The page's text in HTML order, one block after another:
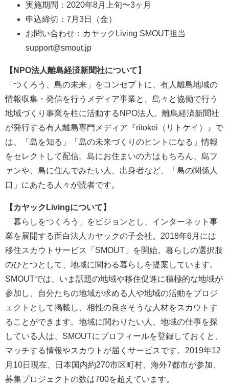
実施期間：2020年8月上旬〜3ヶ月
申込締切：7月3日（金）
お問い合わせ：カヤックLiving SMOUT担当
support@smout.jp
【NPO法人離島経済新聞社について】
「つくろう、島の未来」をコンセプトに、有人離島地域の
情報収集・発信を行うメディア事業と、島々と協働で行う
地域づくり事業を柱に活動するNPO法人。離島経済新聞社
が発行する有人離島専門メディア『ritokei（リトケイ）』で
は、「島を知る」「島の未来づくりのヒントになる」情報
をセレクトして配信。島にお住まいの方はもちろん、島フ
ァンや、島に住んでみたい人、出身者など、「島の関係人
口」にあたる人々が読者です。
【カヤックLivingについて】
「暮らしをつくろう」をビジョンとし、インターネット事
業を展開する面白法人カヤックの子会社。2018年6月には
移住スカウトサービス「SMOUT」を開始。暮らしの選択肢
のひとつとして、地域に関わる暮らしを提案しています。
SMOUTでは、いま話題の地域や移住促進に積極的な地域が
参加し、自分たちの地域が求める人や地域の活動をプロジ
ェクトとして掲載し、相性の良さそうな人材をスカウトす
ることができます。地域に関わりたい人、地域の仕事を探
している人は、SMOUTにプロフィールを登録しておくと、
マッチする情報やスカウトが届くサービスです。2019年12
月10日現在、日本国内約270市区町村、海外7都市が参加、
募集プロジェクトの数は700を超えています。